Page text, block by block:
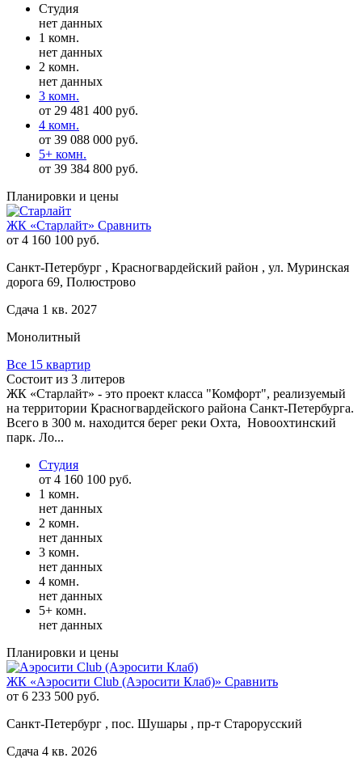
Студия
нет данных
1 комн.
нет данных
2 комн.
нет данных
3 комн.
от 29 481 400 руб.
4 комн.
от 39 088 000 руб.
5+ комн.
от 39 384 800 руб.
Планировки и цены
ЖК «Старлайт» Сравнить
от 4 160 100 руб.
Санкт-Петербург , Красногвардейский район , ул. Муринская
дорога 69, Полюстрово
Сдача 1 кв. 2027
Монолитный
Все 15 квартир
Состоит из 3 литеров
ЖК «Старлайт» - это проект класса "Комфорт", реализуемый
на территории Красногвардейского района Санкт-Петербурга.
Всего в 300 м. находится берег реки Охта, Новоохтинский
парк. Ло...
Студия
от 4 160 100 руб.
1 комн.
нет данных
2 комн.
нет данных
3 комн.
нет данных
4 комн.
нет данных
5+ комн.
нет данных
Планировки и цены
ЖК «Аэросити Club (Аэросити Клаб)» Сравнить
от 6 233 500 руб.
Санкт-Петербург , пос. Шушары , пр-т Старорусский
Сдача 4 кв. 2026